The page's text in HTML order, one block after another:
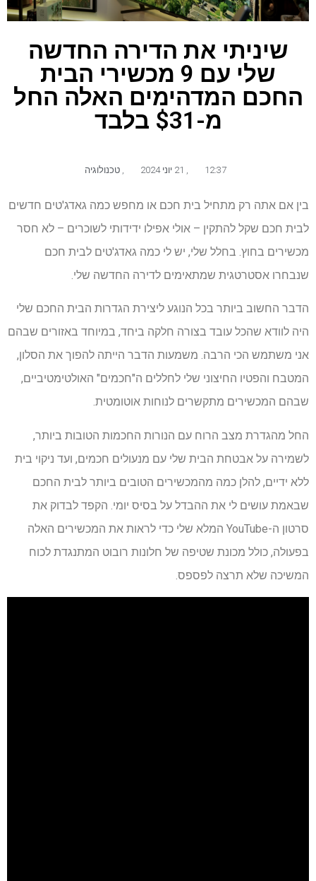
שיניתי את הדירה החדשה
שלי עם 9 מכשירי הבית
החכם המדהימים האלה החל
מ-$31 בלבד
12:37 טכנולוגיה
בין אם אתה רק מתחיל בית חכם או מחפש כמה גאדג'טים חדשים
לבית חכם שקל להתקין – אולי אפילו ידידותי לשוכרים – לא חסר
מכשירים בחוץ. בחלל שלי, יש לי כמה גאדג'טים לבית חכם
שנבחרו אסטרטגית שמתאימים לדירה החדשה שלי.
הדבר החשוב ביותר בכל הנוגע ליצירת הגדרות הבית החכם שלי
היה לוודא שהכל עובד בצורה חלקה ביחד, במיוחד באזורים שבהם
אני משתמש הכי הרבה. משמעות הדבר הייתה להפוך את הסלון,
המטבח והפטיו החיצוני שלי לחללים ה"חכמים" האולטימטיביים,
שבהם המכשירים מתקשרים לנוחות אוטומטית.
החל מהגדרת מצב הרוח עם הנורות החכמות הטובות ביותר,
לשמירה על אבטחת הבית שלי עם מנעולים חכמים, ועד ניקוי בית
ללא ידיים, להלן כמה מהמכשירים הטובים ביותר לבית החכם
שבאמת עושים לי את ההבדל על בסיס יומי. הקפד לבדוק את
סרטון ה-YouTube המלא שלי כדי לראות את המכשירים האלה
בפעולה, כולל מכונת שטיפה של חלונות רובוט המתנגדת לכוח
המשיכה שלא תרצה לפספס.